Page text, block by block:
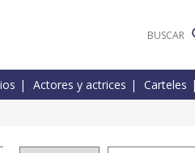
Actores y actrices Carteles